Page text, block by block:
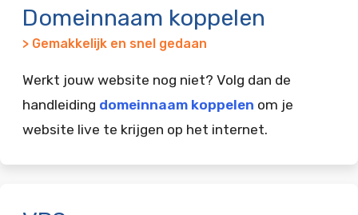
Domeinnaam koppelen
> Gemakkelijk en snel gedaan
Werkt jouw website nog niet? Volg dan de
handleiding domeinnaam koppelen om je
website live te krijgen op het internet.